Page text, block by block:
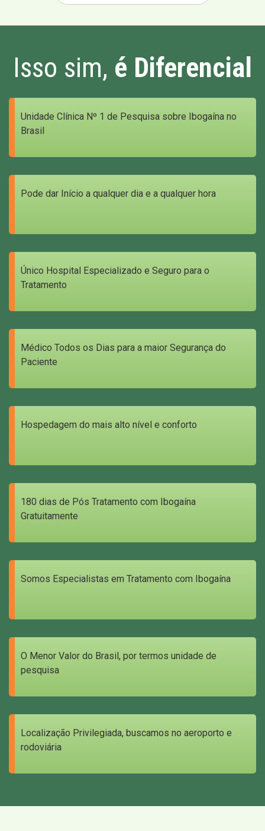
Isso sim, é Diferencial
Unidade Clínica Nº 1 de Pesquisa sobre Ibogaína no
Brasil
Pode dar Início a qualquer dia e a qualquer hora
Único Hospital Especializado e Seguro para o
Tratamento
Médico Todos os Dias para a maior Segurança do
Paciente
Hospedagem do mais alto nível e conforto
180 dias de Pós Tratamento com Ibogaína
Gratuitamente
Somos Especialistas em Tratamento com Ibogaína
O Menor Valor do Brasil, por termos unidade de
pesquisa
Localização Privilegiada, buscamos no aeroporto e
rodoviária